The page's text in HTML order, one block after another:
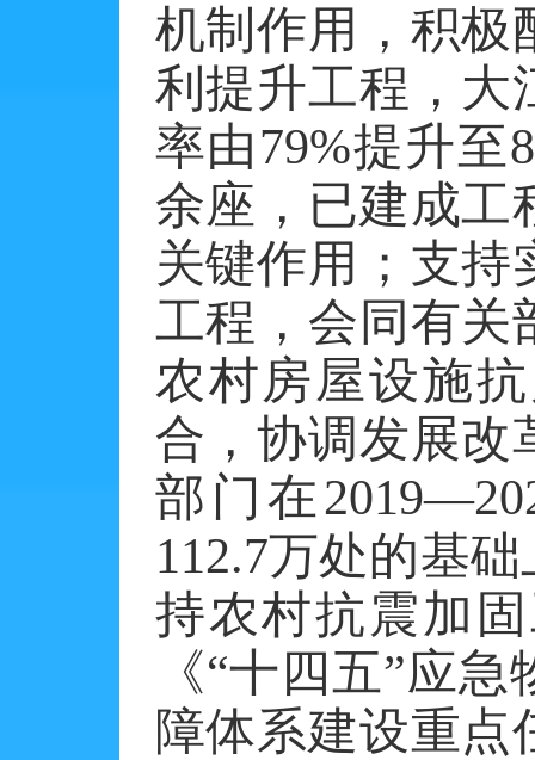
机制作用，积极
利提升工程，大
率由79%提升至
余座，已建成工
关键作用；支持
工程，会同有关
农村房屋设施
合，协调发展改
部门在
112.7万处的基
持农村抗震加
《“十四五”应
障体系建设重点